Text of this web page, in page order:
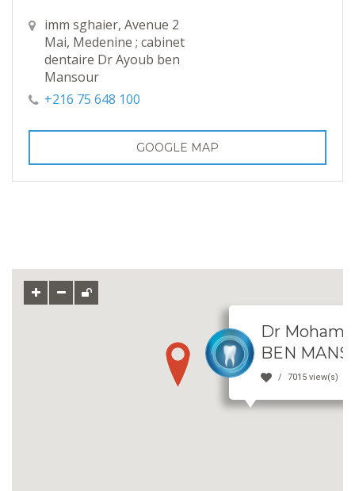
imm sghaier, Avenue 2
Mai, Medenine ; cabinet
dentaire Dr Ayoub ben
Mansour
+216 75 648 100
GOOGLE MAP
Dr
BEN
7015 view(s)